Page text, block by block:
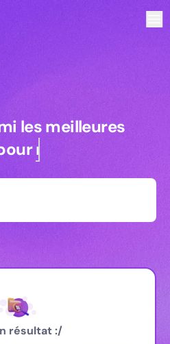
les meilleures
les meilleures
managers
résultat :/